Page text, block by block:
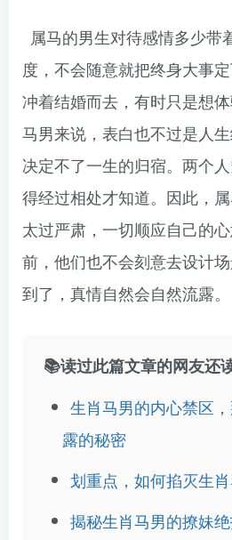
属马的男生对待感情多少带
度，不会随意就把终身大事
冲着结婚而去，有时只是想
马男来说，表白也不过是人
决定不了一生的归宿。两个
得经过相处才知道。因此，
太过严肃，一切顺应自己的
前，他们也不会刻意去设计
到了，真情自然会自然流露。
📚读过此篇文章的网友还
生肖马男的内心禁区
露的秘密
划重点，如何掐灭生
揭秘生肖马男的撩妹